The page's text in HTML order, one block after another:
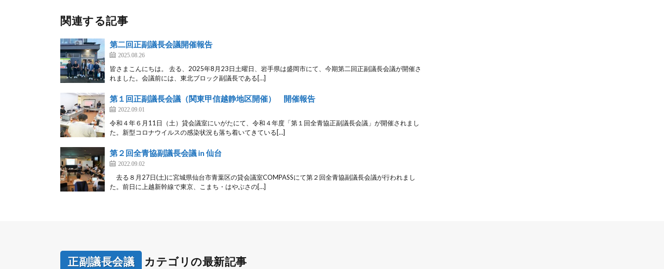
関連する記事
第二回正副議長会議開催報告
2025.08.26
皆さまこんにちは。 去る、2025年8月23日土曜日、岩手県は盛岡市にて、今期第二回正副議長会議が開催さ
れました。会議前には、東北ブロック副議長である[…]
第１回正副議長会議（関東甲信越静地区開催） 開催報告
2022.09.01
令和４年６月11日（土）貸会議室にいがたにて、令和４年度「第１回全青協正副議長会議」が開催されまし
た。新型コロナウイルスの感染状況も落ち着いてきている[…]
第２回全青協副議長会議 in 仙台
2022.09.02
去る８月27日(土)に宮城県仙台市青葉区の貸会議室COMPASSにて第２回全青協副議長会議が行われまし
た。前日に上越新幹線で東京、こまち・はやぶさの[…]
正副議長会議 カテゴリの最新記事